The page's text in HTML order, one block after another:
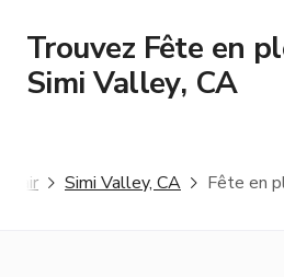
Trouvez Fête en
Simi Valley, CA
air Simi Valley, CA Fête en